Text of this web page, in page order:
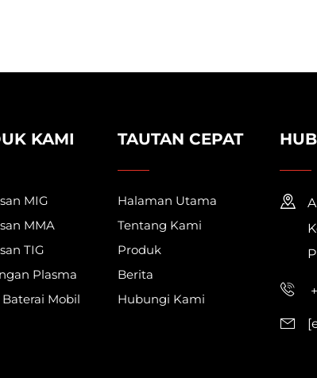
KAMI
MIG
MMA
TIG
Plasma
Mobil
TAUTAN CEPAT
Halaman Utama
Tentang Kami
Produk
Berita
Hubungi Kami